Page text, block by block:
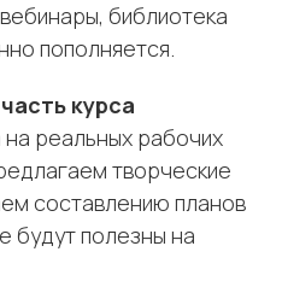
библиотека
пополняется.
курса
реальных рабочих
творческие
составлению планов
будут полезны на